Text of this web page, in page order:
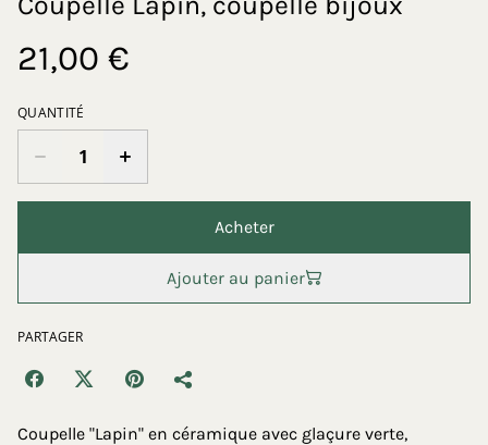
21,00 €
QUANTITÉ
Acheter
Ajouter au panier
PARTAGER
Coupelle "Lapin" en céramique avec glaçure verte,